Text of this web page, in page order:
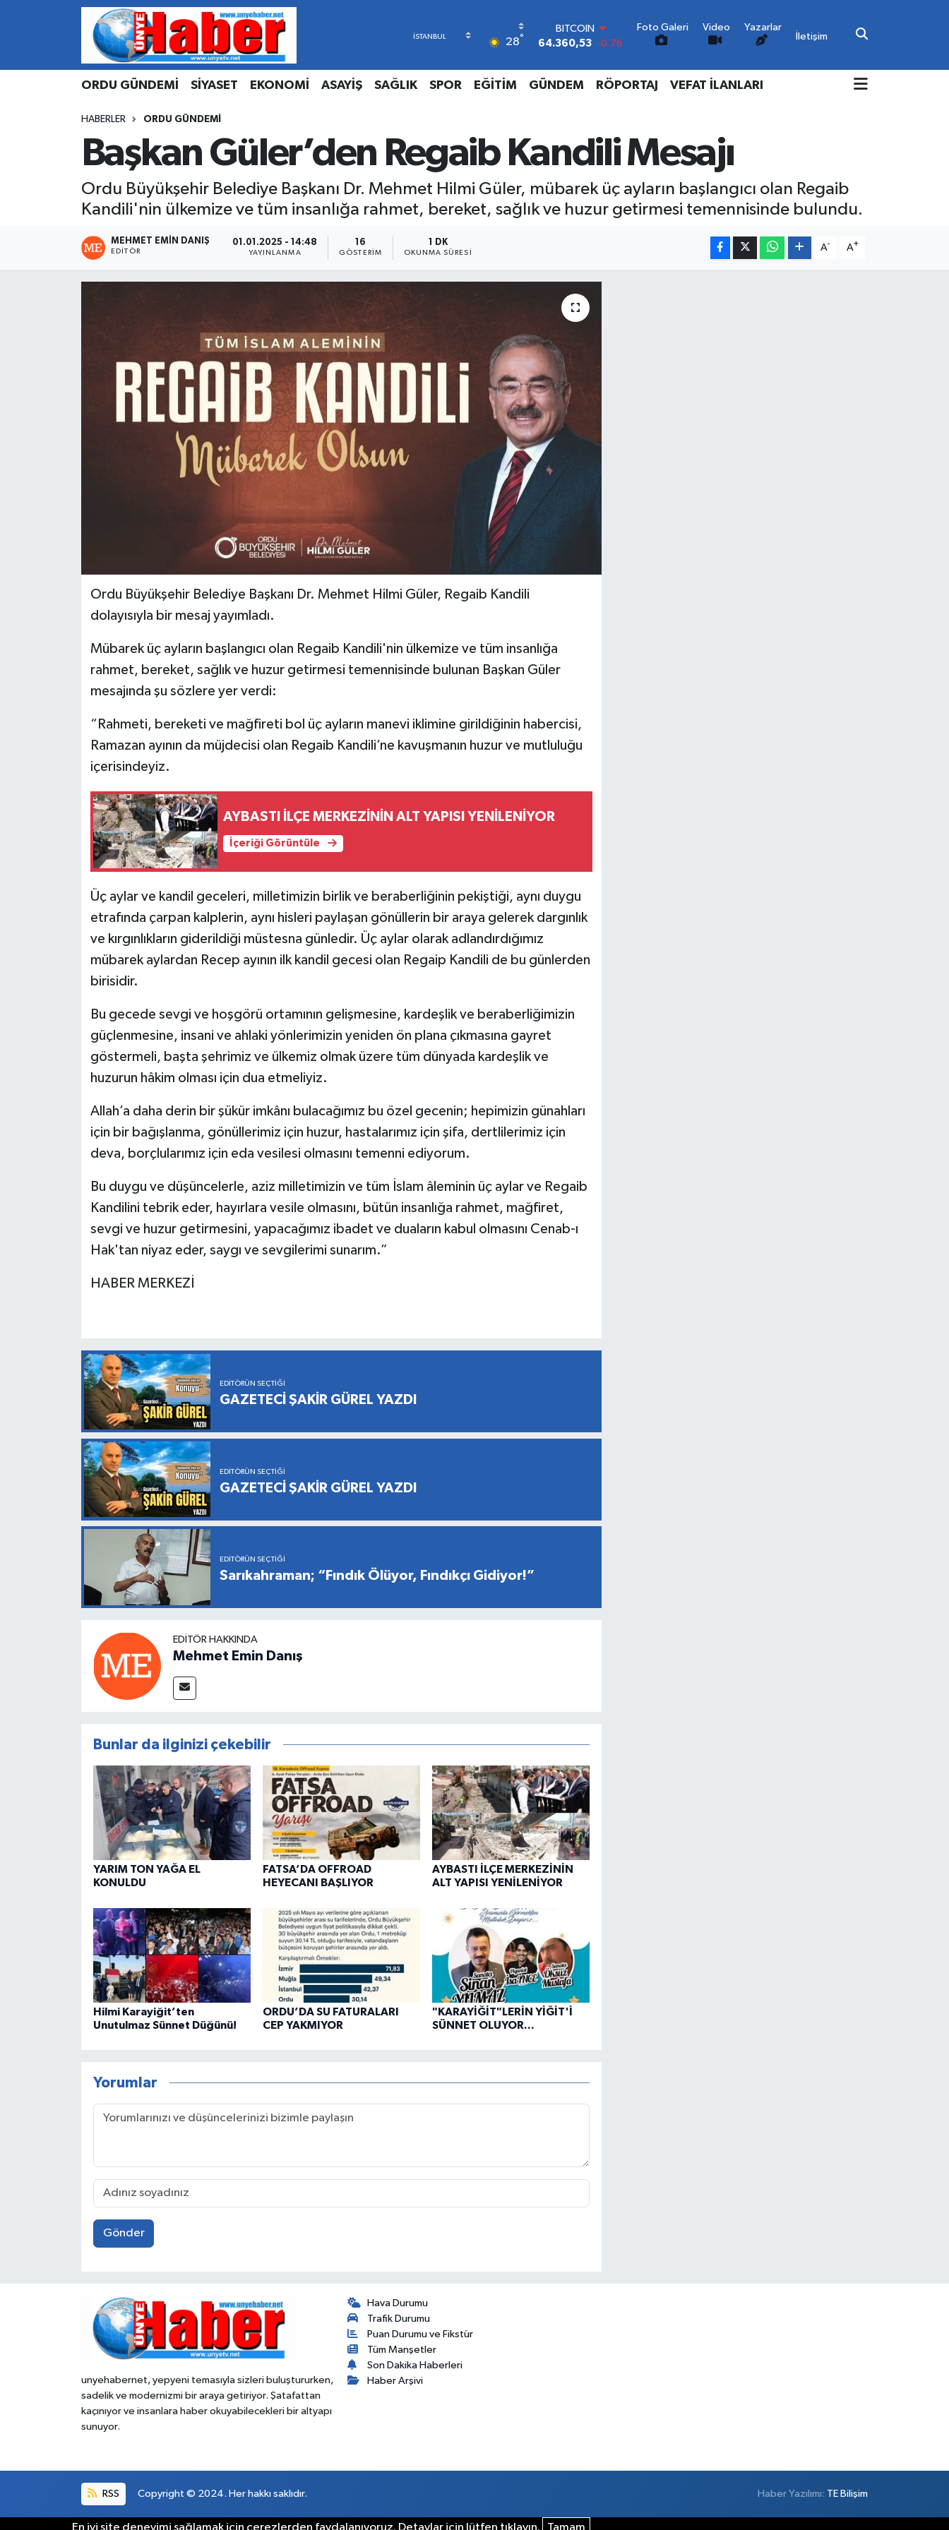
28°
BITCOIN
64.360,53
-0.76
47,7069 0.17
EURO
GRAM ALTIN
6574.81
13.887 64
Foto Galeri Video
Yazarlar
İletişim
ORDU GÜNDEMİ SİYASET EKONOMİ ASAYİŞ SAĞLIK SPOR EĞİTİM GÜNDEM RÖPORTAJ VEFAT İLANLARI
HABERLER ORDU GÜNDEMİ
Başkan Güler’den Regaib Kandili Mesajı
Ordu Büyükşehir Belediye Başkanı Dr. Mehmet Hilmi Güler, mübarek üç ayların başlangıcı olan Regaib
Kandili'nin ülkemize ve tüm insanlığa rahmet, bereket, sağlık ve huzur getirmesi temennisinde bulundu.
MEHMET EMIN DANIŞ
EDITÖR
01.01.2025 - 14:48
YAYINLANMA
16
GÖSTERIM
1 DK
OKUNMA SÜRESI
A- A+
Ordu Büyükşehir Belediye Başkanı Dr. Mehmet Hilmi Güler, Regaib Kandili
dolayısıyla bir mesaj yayımladı.
Mübarek üç ayların başlangıcı olan Regaib Kandili'nin ülkemize ve tüm insanlığa
rahmet, bereket, sağlık ve huzur getirmesi temennisinde bulunan Başkan Güler
mesajında şu sözlere yer verdi:
“Rahmeti, bereketi ve mağfireti bol üç ayların manevi iklimine girildiğinin habercisi,
Ramazan ayının da müjdecisi olan Regaib Kandili’ne kavuşmanın huzur ve mutluluğu
içerisindeyiz.
AYBASTI İLÇE MERKEZİNİN ALT YAPISI YENİLENİYOR
İçeriği Görüntüle
Üç aylar ve kandil geceleri, milletimizin birlik ve beraberliğinin pekiştiği, aynı duygu
etrafında çarpan kalplerin, aynı hisleri paylaşan gönüllerin bir araya gelerek dargınlık
ve kırgınlıkların giderildiği müstesna günledir. Üç aylar olarak adlandırdığımız
mübarek aylardan Recep ayının ilk kandil gecesi olan Regaip Kandili de bu günlerden
birisidir.
Bu gecede sevgi ve hoşgörü ortamının gelişmesine, kardeşlik ve beraberliğimizin
güçlenmesine, insani ve ahlaki yönlerimizin yeniden ön plana çıkmasına gayret
göstermeli, başta şehrimiz ve ülkemiz olmak üzere tüm dünyada kardeşlik ve
huzurun hâkim olması için dua etmeliyiz.
Allah’a daha derin bir şükür imkânı bulacağımız bu özel gecenin; hepimizin günahları
için bir bağışlanma, gönüllerimiz için huzur, hastalarımız için şifa, dertlilerimiz için
deva, borçlularımız için eda vesilesi olmasını temenni ediyorum.
Bu duygu ve düşüncelerle, aziz milletimizin ve tüm İslam âleminin üç aylar ve Regaib
Kandilini tebrik eder, hayırlara vesile olmasını, bütün insanlığa rahmet, mağfiret,
sevgi ve huzur getirmesini, yapacağımız ibadet ve duaların kabul olmasını Cenab-ı
Hak'tan niyaz eder, saygı ve sevgilerimi sunarım.”
HABER MERKEZİ
EDITÖRÜN SEÇTIĞI
GAZETECİ ŞAKİR GÜREL YAZDI
EDITÖRÜN SEÇTIĞI
GAZETECİ ŞAKİR GÜREL YAZDI
EDITÖRÜN SEÇTIĞI
Sarıkahraman; “Fındık Ölüyor, Fındıkçı Gidiyor!”
EDITÖR HAKKINDA
Mehmet Emin Danış
Bunlar da ilginizi çekebilir
YARIM TON YAĞA EL
KONULDU
FATSA’DA OFFROAD
HEYECANI BAŞLIYOR
AYBASTI İLÇE MERKEZİNİN
ALT YAPISI YENİLENİYOR
Hilmi Karayiğit’ten
Unutulmaz Sünnet Düğünü!
ORDU’DA SU FATURALARI
CEP YAKMIYOR
"KARAYİĞİT"LERİN YİĞİT'İ
SÜNNET OLUYOR...
Yorumlar
Gönder
unyehabernet, yepyeni temasıyla sizleri buluştururken,
sadelik ve modernizmi bir araya getiriyor. Şatafattan
kaçınıyor ve insanlara haber okuyabilecekleri bir altyapı
sunuyor.
Hava Durumu
Trafik Durumu
Puan Durumu ve Fikstür
Tüm Manşetler
Son Dakika Haberleri
Haber Arşivi
RSS Copyright © 2024. Her hakkı saklıdır. Haber Yazılımı: TE Bilişim
En iyi site deneyimi sağlamak için çerezlerden faydalanıyoruz. Detaylar için lütfen tıklayın. Tamam
Hava Durumu
Trafik Durumu
Süper Lig Puan Durumu ve Fikstür
Tüm Manşetler
Son Dakika Haberleri
Haber Arşivi